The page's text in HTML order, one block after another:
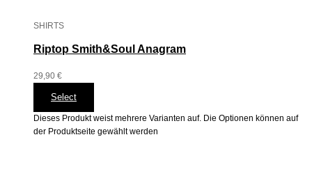
SHIRTS
Riptop Smith&Soul Anagram
29,90 €
Select
Dieses Produkt weist mehrere Varianten auf. Die Optionen können auf
der Produktseite gewählt werden